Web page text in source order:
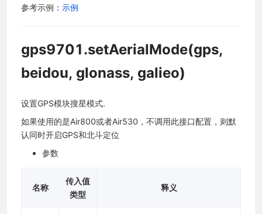
参考示例： 示例
gps9701.setAerialMode(gps,
beidou, glonass, galieo)
设置GPS模块搜星模式.
如果使用的是Air800或者Air530，不调用此接口配置，则默
认同时开启GPS和北斗定位
参数
名称
传入值
类型
释义